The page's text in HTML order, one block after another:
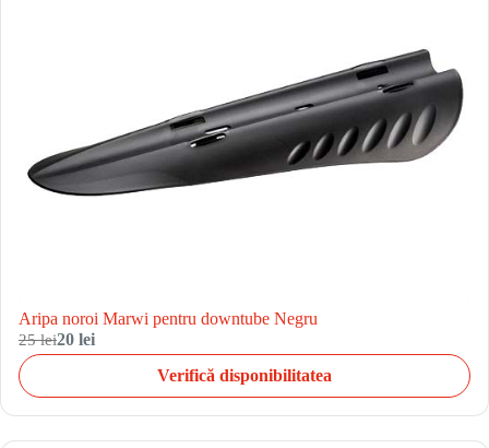
Aripa noroi Marwi pentru downtube Negru
25 lei20 lei
Verifică disponibilitatea